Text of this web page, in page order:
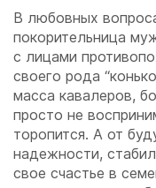
В любовных
покорительница
с лицами
своего рода
масса кавалеров,
просто не
торопится. А от
надежности,
свое счастье в